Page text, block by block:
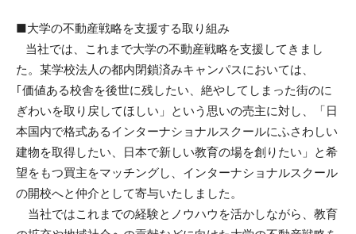
■大学の不動産戦略を支援する取り組み
当社では、これまで大学の不動産戦略を支援してきまし
た。某学校法人の都内閉鎖済みキャンパスにおいては、
｢価値ある校舎を後世に残したい、絶やしてしまった街のに
ぎわいを取り戻してほしい」という思いの売主に対し、「日
本国内で格式あるインターナショナルスクールにふさわしい
建物を取得したい、日本で新しい教育の場を創りたい」と希
望をもつ買主をマッチングし、インターナショナルスクール
の開校へと仲介として寄与いたしました。
当社ではこれまでの経験とノウハウを活かしながら、教育